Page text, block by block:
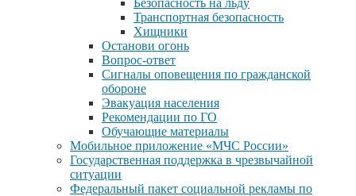
Транспортная безопасность
Хищники
Останови огонь
Вопрос-ответ
Сигналы оповещения по гражданской
обороне
Эвакуация населения
Рекомендации по ГО
Обучающие материалы
Мобильное приложение «МЧС России»
Государственная поддержка в чрезвычайной
ситуации
Федеральный пакет социальной рекламы по